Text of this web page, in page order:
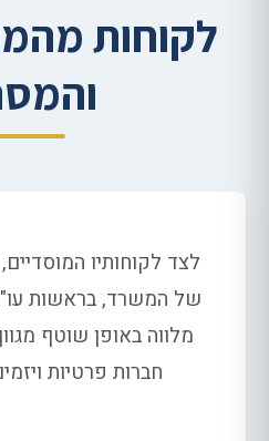
לקוחות
לצד לקוחותיו
של המשרד, בראשות
מלווה באופן שוטף
חברות פרטיות